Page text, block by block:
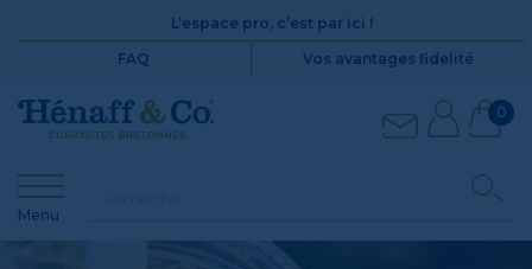
L’espace pro, c’est par ici !
FAQ
Vos avantages fidelité
0
Menu